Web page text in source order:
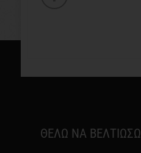
ΘΕΛΩ ΝΑ ΒΕΛΤΙΩΣΩ